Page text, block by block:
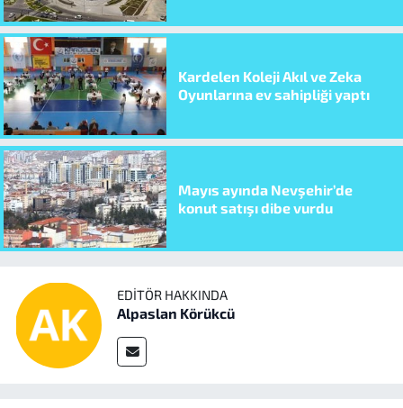
Kardelen Koleji Akıl ve Zeka
Oyunlarına ev sahipliği yaptı
Mayıs ayında Nevşehir’de
konut satışı dibe vurdu
EDITÖR HAKKINDA
Alpaslan Körükcü